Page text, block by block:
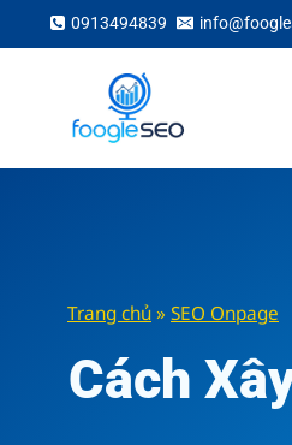
to
0913494839
Trang chủ » SEO Onpage
Cách